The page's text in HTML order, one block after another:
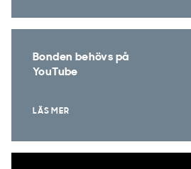
Bonden behövs på
YouTube
LÄS MER